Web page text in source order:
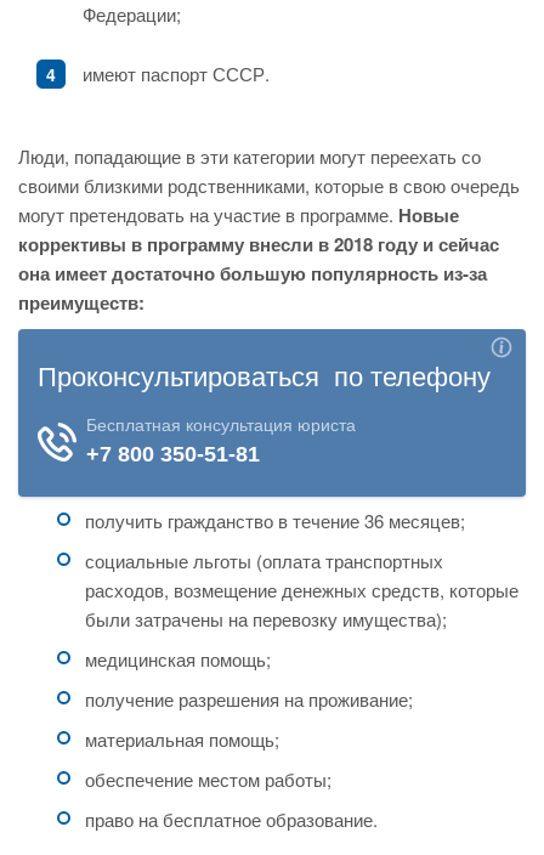
Федерации;
имеют паспорт СССР.
Люди, попадающие в эти категории могут переехать со
своими близкими родственниками, которые в свою очередь
могут претендовать на участие в программе. Новые
коррективы в программу внесли в 2018 году и сейчас
она имеет достаточно большую популярность из-за
преимуществ:
получить гражданство в течение 36 месяцев;
социальные льготы (оплата транспортных
расходов, возмещение денежных средств, которые
были затрачены на перевозку имущества);
медицинская помощь;
получение разрешения на проживание;
материальная помощь;
обеспечение местом работы;
право на бесплатное образование.